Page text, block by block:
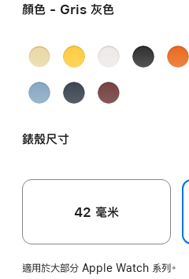
顏色 - Gris 灰色
Grège
灰
Jaune
色
Blanc
色
Noir
Bleu
粉
Navy
軍
Rouge
錶殼尺寸
42 毫米
適用於大部分 Apple Watch 系列。